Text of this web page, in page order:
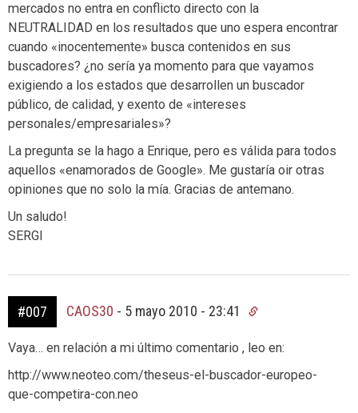
mercados no entra en conflicto directo con la
NEUTRALIDAD en los resultados que uno espera encontrar
cuando «inocentemente» busca contenidos en sus
buscadores? ¿no sería ya momento para que vayamos
exigiendo a los estados que desarrollen un buscador
público, de calidad, y exento de «intereses
personales/empresariales»?
La pregunta se la hago a Enrique, pero es válida para todos
aquellos «enamorados de Google». Me gustaría oir otras
opiniones que no solo la mía. Gracias de antemano.
Un saludo!
SERGI
#007 CAOS30 - 5 mayo 2010 - 23:41
Vaya… en relación a mi último comentario , leo en:
http://www.neoteo.com/theseus-el-buscador-europeo-
que-competira-con.neo